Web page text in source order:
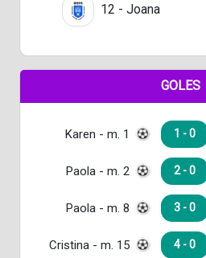
12 - Joana
GOLES
Karen - m. 1 1 - 0
Paola - m. 2 2 - 0
Paola - m. 8 3 - 0
Cristina - m. 15 4 - 0